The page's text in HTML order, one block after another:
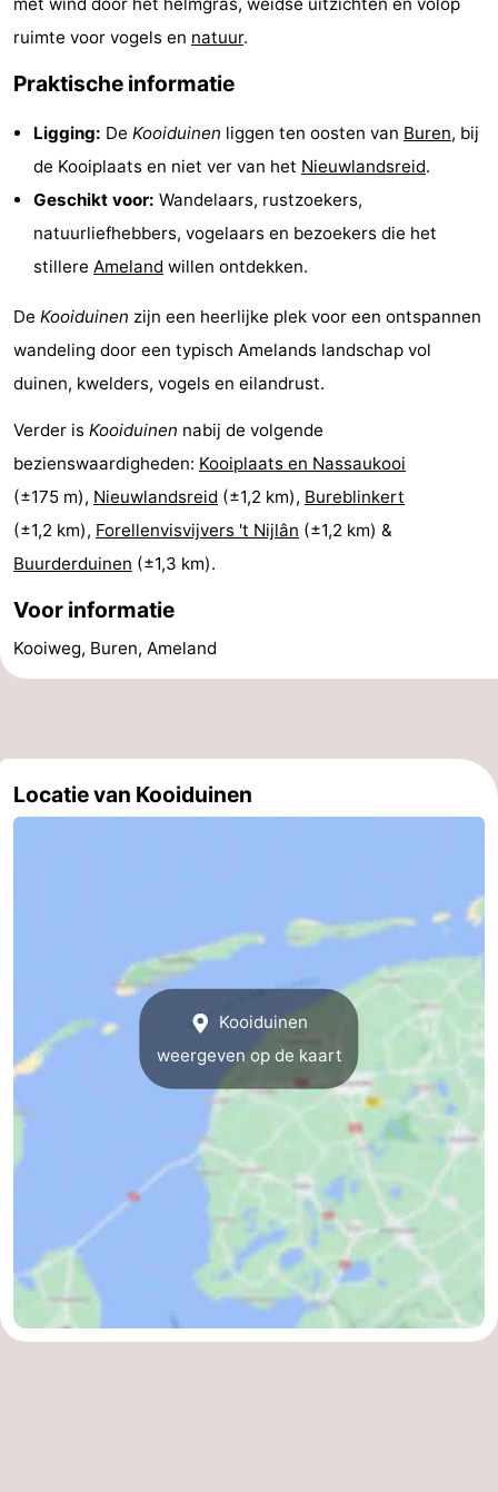
adressen
Regio
Friesland
-
Vlieland
-
Texel
Weer
Contact
met wind door het helmgras, weidse uitzichten en volop
ruimte voor vogels en natuur.
Praktische informatie
Ligging: De Kooiduinen liggen ten oosten van Buren, bij
de Kooiplaats en niet ver van het Nieuwlandsreid.
Geschikt voor: Wandelaars, rustzoekers,
natuurliefhebbers, vogelaars en bezoekers die het
stillere Ameland willen ontdekken.
De Kooiduinen zijn een heerlijke plek voor een ontspannen
wandeling door een typisch Amelands landschap vol
duinen, kwelders, vogels en eilandrust.
Verder is Kooiduinen nabij de volgende
bezienswaardigheden: Kooiplaats en Nassaukooi
(±175 m), Nieuwlandsreid (±1,2 km), Bureblinkert
(±1,2 km), Forellenvisvijvers 't Nijlân (±1,2 km) &
Buurderduinen (±1,3 km).
Voor informatie
Kooiweg, Buren, Ameland
Locatie van Kooiduinen
Kooiduinen
weergeven op de kaart